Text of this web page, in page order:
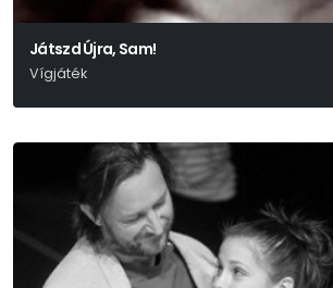
Játszd Újra, Sam!
Vígjáték